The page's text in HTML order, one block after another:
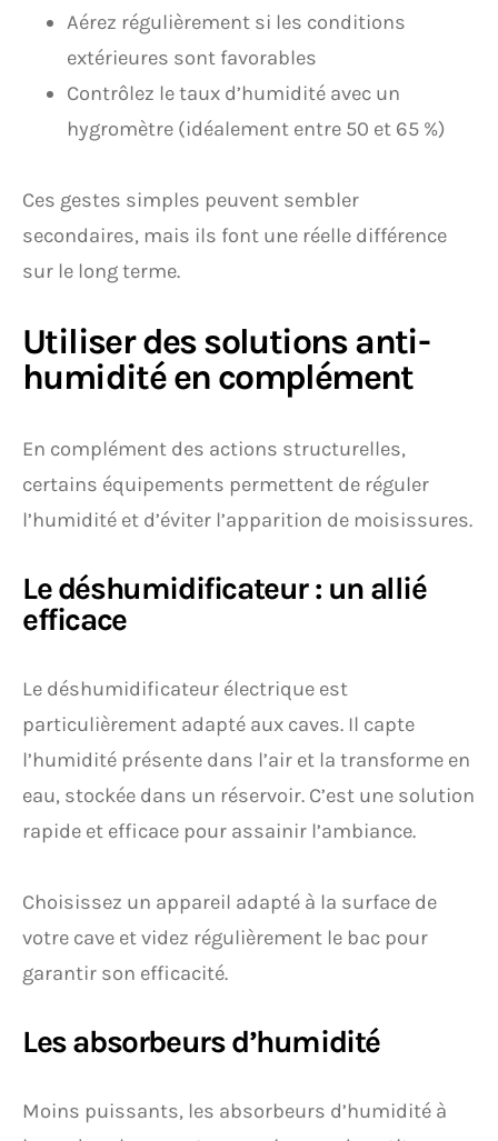
Aérez régulièrement si les conditions
extérieures sont favorables
Contrôlez le taux d’humidité avec un
hygromètre (idéalement entre 50 et 65 %)
Ces gestes simples peuvent sembler
secondaires, mais ils font une réelle différence
sur le long terme.
Utiliser des solutions anti-
humidité en complément
En complément des actions structurelles,
certains équipements permettent de réguler
l’humidité et d’éviter l’apparition de moisissures.
Le déshumidificateur : un allié
efficace
Le déshumidificateur électrique est
particulièrement adapté aux caves. Il capte
l’humidité présente dans l’air et la transforme en
eau, stockée dans un réservoir. C’est une solution
rapide et efficace pour assainir l’ambiance.
Choisissez un appareil adapté à la surface de
votre cave et videz régulièrement le bac pour
garantir son efficacité.
Les absorbeurs d’humidité
Moins puissants, les absorbeurs d’humidité à